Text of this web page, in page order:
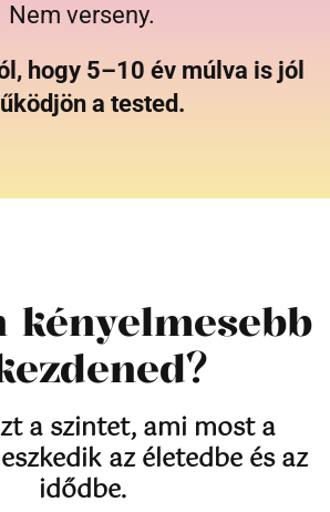
Nem verseny.
hogy 5–10 év múlva is jól
a tested.
kényelmesebb
a szintet, ami most a
az életedbe és az
idődbe.